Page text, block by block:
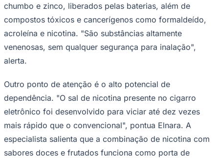
chumbo e zinco, liberados pelas baterias, além de
compostos tóxicos e cancerígenos como formaldeído,
acroleína e nicotina. "São substâncias altamente
venenosas, sem qualquer segurança para inalação",
alerta.
Outro ponto de atenção é o alto potencial de
dependência. "O sal de nicotina presente no cigarro
eletrônico foi desenvolvido para viciar até dez vezes
mais rápido que o convencional", pontua Elnara. A
especialista salienta que a combinação de nicotina com
sabores doces e frutados funciona como porta de